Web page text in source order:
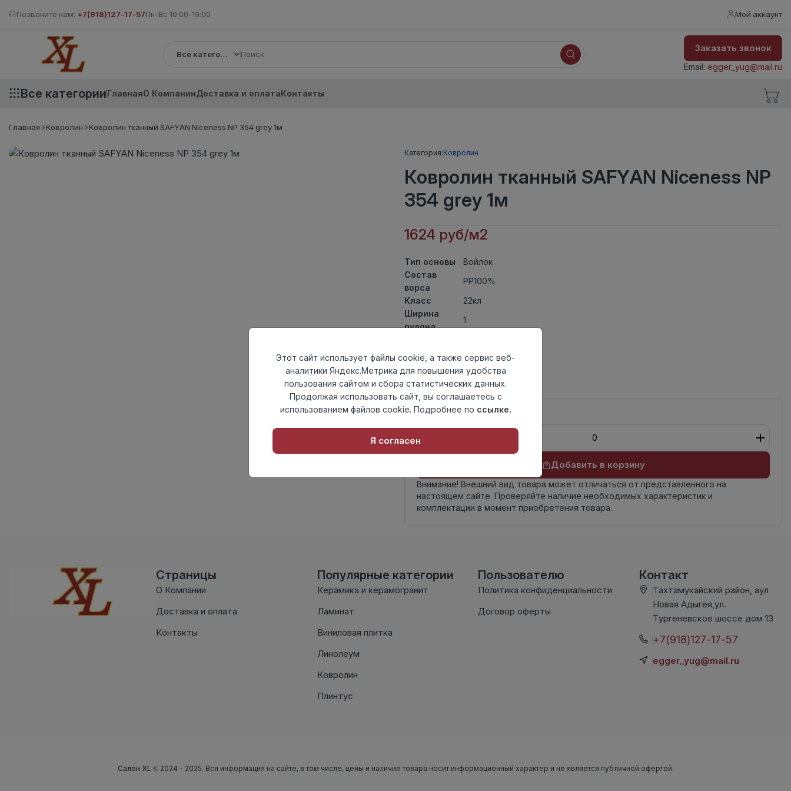
Позвоните нам: +7(918)127-17-57Пн-Вс 10:00-19:00 Мой аккаунт
Все категории
Заказать звонок
Email: egger_yug@mail.ru
Все категорииГлавнаяО КомпанииДоставка и оплатаКонтакты
Главная Ковролин Ковролин тканный SAFYAN Niceness NP 354 grey 1м
Категория:Ковролин
Ковролин тканный SAFYAN Niceness NP
354 grey 1м
1624 руб/м2
Тип основы
Войлок
Состав
ворса
PP100%
Класс
22кл
Ширина
рулона
1
Вид
ковролина
Ковролин тканный
Страна
происхождения
Турция
Осталось
Добавить в корзину
Внимание! Внешний вид товара может отличаться от представленного на
настоящем сайте. Проверяйте наличие необходимых характеристик и
комплектации в момент приобретения товара.
Страницы
О Компании
Доставка и оплата
Контакты
Популярные категории
Керамика и керамогранит
Ламинат
Виниловая плитка
Линолеум
Ковролин
Плинтус
Пользователю
Политика конфиденциальности
Договор оферты
Контакт
Тахтамукайский район, аул
Новая Адыгея,ул.
Тургеневское шоссе дом 13
+7(918)127-17-57
egger_yug@mail.ru
Салон XL © 2024 - 2025. Вся информация на сайте, в том числе, цены и наличие товара носит информационный характер и не является публичной офертой.
Этот сайт использует файлы cookie, а также сервис веб-
аналитики Яндекс.Метрика для повышения удобства
пользования сайтом и сбора статистических данных.
Продолжая использовать сайт, вы соглашаетесь с
использованием файлов cookie. Подробнее по ссылке.
Я согласен